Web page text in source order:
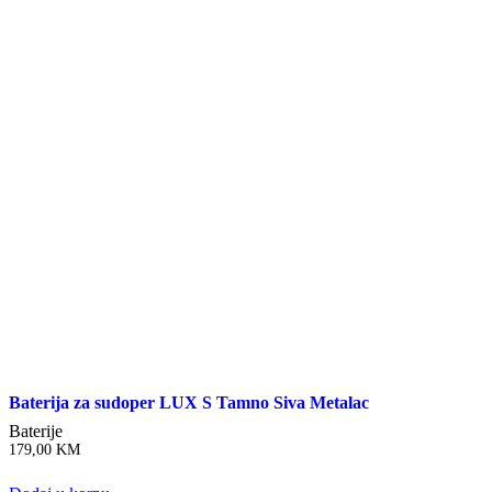
Baterija za sudoper LUX S Tamno Siva Metalac
Baterije
179,00 KM